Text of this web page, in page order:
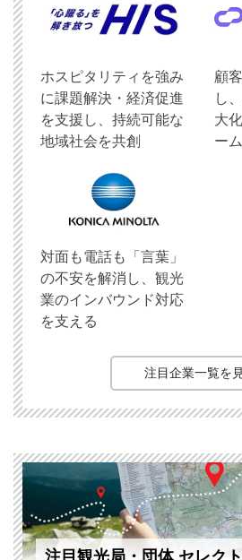
ホスピタリティを強み
に課題解決・経済促進
を支援し、持続可能な
地域社会を共創
顧
し
大
ーム
対面も電話も「言葉」
の不安を解消し、観光
業のインバウンド対応
を支える
注目企業一覧を
注目観光局・団体 セレクト